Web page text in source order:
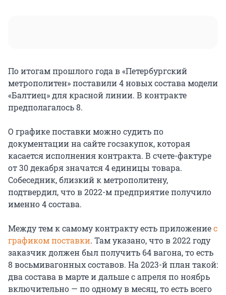
По итогам прошлого года в «Петербургский
метрополитен» поставили 4 новых состава модели
«Балтиец» для красной линии. В контракте
предполагалось 8.
О графике поставки можно судить по
документации на сайте госзакупок, которая
касается исполнения контракта. В счете-фактуре
от 30 декабря значатся 4 единицы товара.
Собеседник, близкий к метрополитену,
подтвердил, что в 2022-м предприятие получило
именно 4 состава.
Между тем к самому контракту есть приложениес
графиком поставки. Там указано, что в 2022 году
заказчик должен был получить 64 вагона, то есть
8 восьмивагонных составов. На 2023-й план такой:
два состава в марте и дальше с апреля по ноябрь
включительно — по одному в месяц, то есть всего